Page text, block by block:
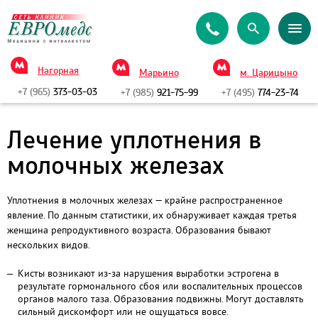
Нагорная
+7 (965) 373-03-03
Марьино
+7 (985)921-75-99
м. Царицыно
+7 (495) 774-23-74
Лечение уплотнения в
молочных железах
Уплотнения в молочных железах — крайне распространенное
явление. По данным статистики, их обнаруживает каждая третья
женщина репродуктивного возраста. Образования бывают
нескольких видов.
Кисты возникают из-за нарушения выработки эстрогена в
результате гормонального сбоя или воспалительных процессов
органов малого таза. Образования подвижны. Могут доставлять
сильный дискомфорт или не ощущаться вовсе.